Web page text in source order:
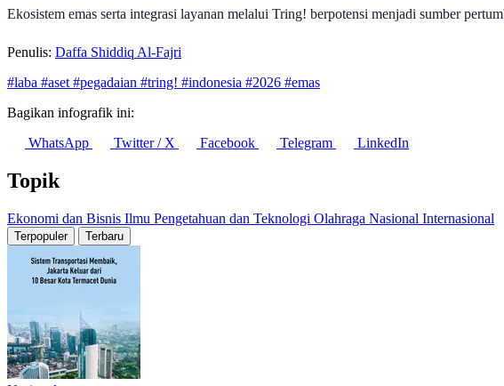
Ekosistem emas serta integrasi layanan melalui Tring! berpotensi menjadi sumber
Penulis: Daffa Shiddiq Al-Fajri
#laba #aset #pegadaian #tring! #indonesia #2026 #emas
Bagikan infografik ini:
WhatsApp
Twitter / X Facebook Telegram LinkedIn
Topik
Ekonomi dan Bisnis Ilmu Pengetahuan dan Teknologi Olahraga Nasional Internasional
Terpopuler Terbaru